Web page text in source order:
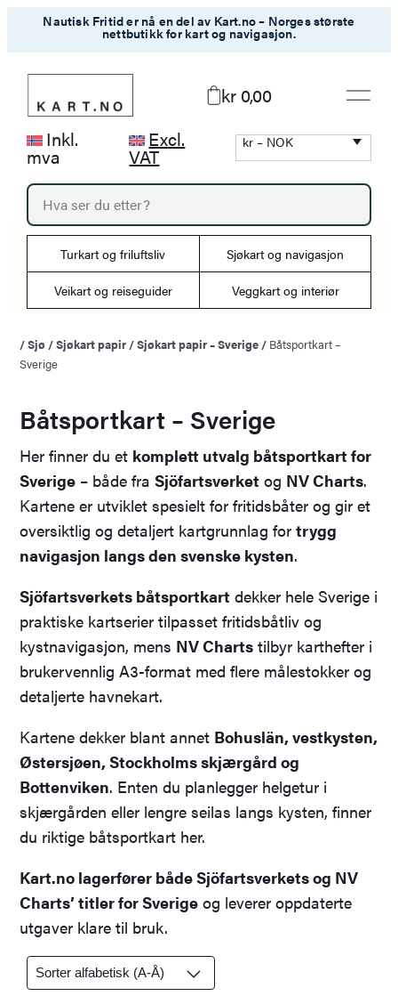
Hopp
innhold
Nautisk Fritid er nå en del av Kart.no – Norges største
nettbutikk for kart og navigasjon.
kr 0,00
Inkl.
mva
Excl.
VAT
kr – NOK
P
o
d
c
s
e
a
h
Turkart og friluftsliv Sjøkart og navigasjon
Veikart og reiseguider Veggkart og interiør
/Sjø /Sjøkart papir /Sjøkart papir – Sverige / Båtsportkart –
Sverige
Båtsportkart – Sverige
Her finner du et komplett utvalg båtsportkart for
Sverige – både fraSjöfartsverket og NV Charts.
Kartene er utviklet spesielt for fritidsbåter og gir et
oversiktlig og detaljert kartgrunnlag fortrygg
navigasjon langs den svenske kysten.
Sjöfartsverkets båtsportkart dekker hele Sverige i
praktiske kartserier tilpasset fritidsbåtliv og
kystnavigasjon, mens NV Charts tilbyr karthefter i
brukervennlig A3-format med flere målestokker og
detaljerte havnekart.
Kartene dekker blant annet Bohuslän, vestkysten,
Østersjøen, Stockholms skjærgård og
Bottenviken. Enten du planlegger helgetur i
skjærgården eller lengre seilas langs kysten, finner
du riktige båtsportkart her.
Kart.no lagerfører både Sjöfartsverkets og NV
Charts’ titler for Sverige og leverer oppdaterte
utgaver klare til bruk.